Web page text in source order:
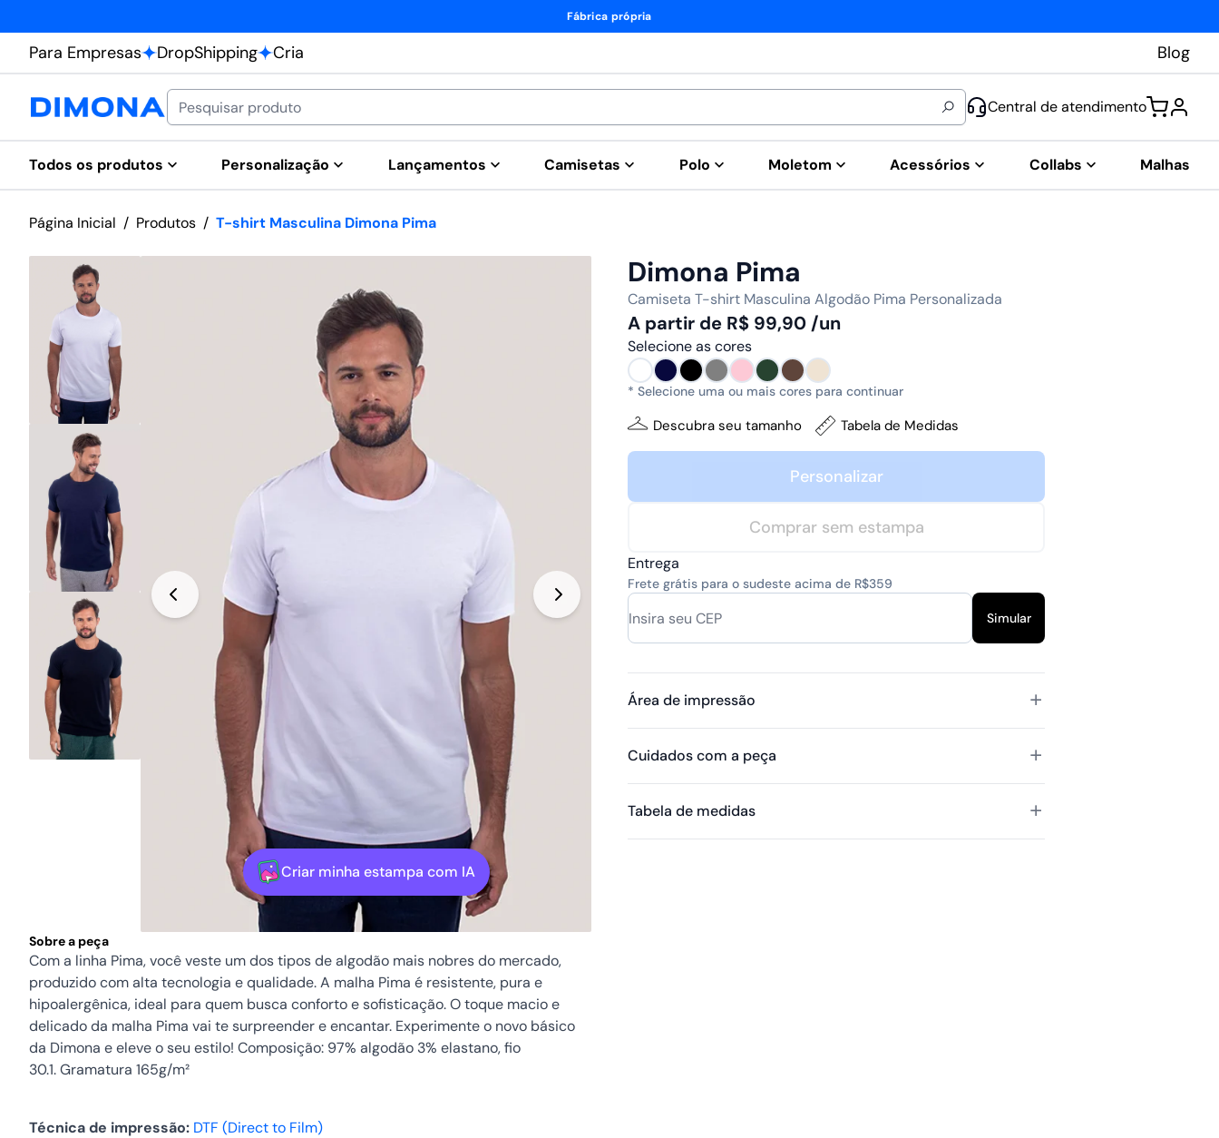
Fábrica própria
Para Empresas DropShipping Cria Blog
Central de atendimento
Todos os produtos Personalização Lançamentos Camisetas Polo Moletom Acessórios Collabs Malhas
Página Inicial / Produtos / T-shirt Masculina Dimona Pima
Criar minha estampa com IA
Sobre a peça
Com a linha Pima, você veste um dos tipos de algodão mais nobres do mercado,
produzido com alta tecnologia e qualidade. A malha Pima é resistente, pura e
hipoalergênica, ideal para quem busca conforto e sofisticação. O toque macio e
delicado da malha Pima vai te surpreender e encantar. Experimente o novo básico
da Dimona e eleve o seu estilo! Composição: 97% algodão 3% elastano, fio
30.1.Gramatura 165g/m²
Técnica de impressão: DTF (Direct to Film)
Dimona Pima
Camiseta T-shirt Masculina Algodão Pima Personalizada
A partir de R$ 99,90 /un
Selecione as cores
* Selecione uma ou mais cores para continuar
Descubra seu tamanho Tabela de Medidas
Personalizar
Comprar sem estampa
Entrega
Frete grátis para o sudeste acima de R$359
Simular
Área de impressão
Cuidados com a peça
Tabela de medidas